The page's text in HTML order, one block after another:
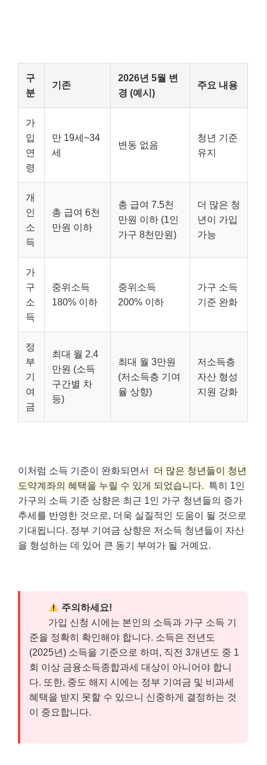
구
분
기존
2026년 5월 변
경 (예시)
주요 내용
가
입
연
령
만 19세~34
세
변동 없음
청년 기준
유지
개
인
소
득
총 급여 6천
만원 이하
총 급여 7.5천
만원 이하 (1인
가구 8천만원)
더 많은 청
년이 가입
가능
가
구
소
득
중위소득
180% 이하
중위소득
200% 이하
가구 소득
기준 완화
정
부
기
여
금
최대 월 2.4
만원 (소득
구간별 차
등)
최대 월 3만원
(저소득층 기여
율 상향)
저소득층
자산 형성
지원 강화
이처럼 소득 기준이 완화되면서
더 많은 청년들이 청년
도약계좌의 혜택을 누릴 수 있게 되었습니다. 특히 1인
가구의 소득 기준 상향은 최근 1인 가구 청년들의 증가
추세를 반영한 것으로, 더욱 실질적인 도움이 될 것으로
기대됩니다. 정부 기여금 상향은 저소득 청년들이 자산
을 형성하는 데 있어 큰 동기 부여가 될 거예요.
주의하세요!
가입 신청 시에는 본인의 소득과 가구 소득 기
준을 정확히 확인해야 합니다. 소득은 전년도
(2025년) 소득을 기준으로 하며, 직전 3개년도 중 1
회 이상 금융소득종합과세 대상이 아니어야 합니
다. 또한, 중도 해지 시에는 정부 기여금 및 비과세
혜택을 받지 못할 수 있으니 신중하게 결정하는 것
이 중요합니다.